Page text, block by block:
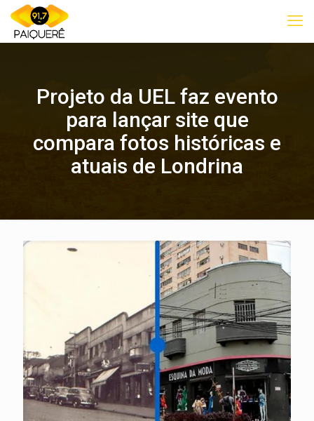
Projeto da UEL faz evento
para lançar site que
compara fotos históricas e
atuais de Londrina